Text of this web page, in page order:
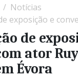
Notícias
e conversa com ator
de
ator
Évora